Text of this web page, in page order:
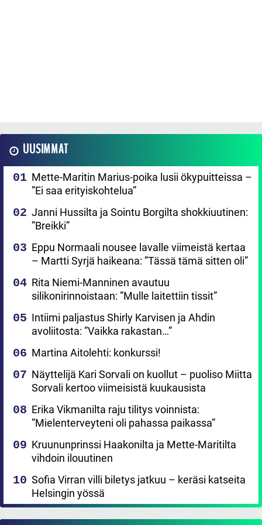
UUSIMMAT
Mette-Maritin Marius-poika lusii ökypuitteissa –
”Ei saa erityiskohtelua”
Janni Hussilta ja Sointu Borgilta shokkiuutinen:
”Breikki”
Eppu Normaali nousee lavalle viimeistä kertaa
– Martti Syrjä haikeana: ”Tässä tämä sitten oli”
Rita Niemi-Manninen avautuu
silikonirinnoistaan: ”Mulle laitettiin tissit”
Intiimi paljastus Shirly Karvisen ja Ahdin
avoliitosta: ”Vaikka rakastan…”
Martina Aitolehti: konkurssi!
Näyttelijä Kari Sorvali on kuollut – puoliso Miitta
Sorvali kertoo viimeisistä kuukausista
Erika Vikmanilta raju tilitys voinnista:
”Mielenterveyteni oli pahassa paikassa”
Kruununprinssi Haakonilta ja Mette-Maritilta
vihdoin ilouutinen
Sofia Virran villi biletys jatkuu – keräsi katseita
Helsingin yössä